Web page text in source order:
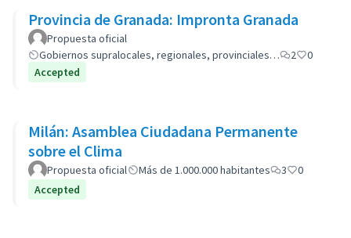
Provincia de Granada: Impronta Granada
Propuesta oficial
Gobiernos supralocales, regionales, provinciales…
2
0
Accepted
Milán: Asamblea Ciudadana Permanente
sobre el Clima
Propuesta oficial Más de 1.000.000 habitantes 3
0
Accepted